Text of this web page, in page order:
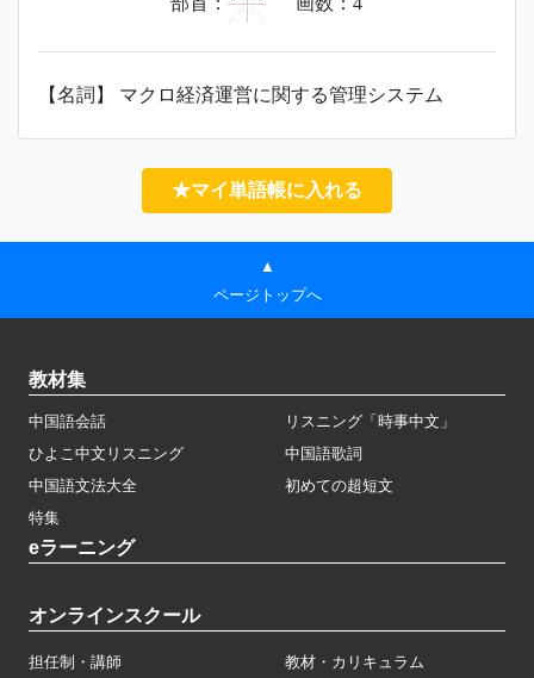
【名詞】 マクロ経済運営に関する管理システム
★マイ単語帳に入れる
▲
ページトップへ
教材集
中国語会話
リスニング「時事中文」
ひよこ中文リスニング
中国語歌詞
中国語文法大全
初めての超短文
特集
eラーニング
オンラインスクール
担任制・講師 教材・カリキュラム